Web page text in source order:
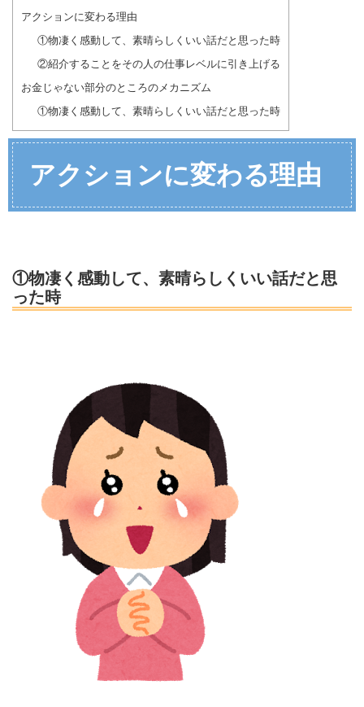
アクションに変わる理由
①物凄く感動して、素晴らしくいい話だと思った時
②紹介することをその人の仕事レベルに引き上げる
お金じゃない部分のところのメカニズム
①物凄く感動して、素晴らしくいい話だと思った時
アクションに変わる理由
①物凄く感動して、素晴らしくいい話だと思
った時